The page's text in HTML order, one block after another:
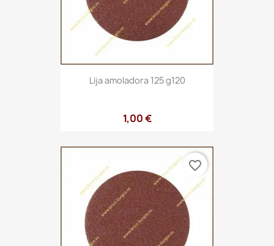
Lija amoladora 125 g120
1,00 €
favorite_border